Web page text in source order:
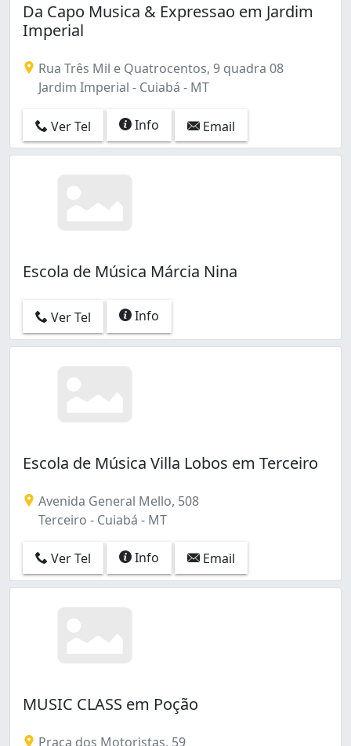
Da Capo Musica & Expressao em Jardim
Imperial
Rua Três Mil e Quatrocentos, 9 quadra 08
Jardim Imperial - Cuiabá - MT
Ver Tel Info Email
Escola de Música Márcia Nina
Ver Tel Info
Escola de Música Villa Lobos em Terceiro
Avenida General Mello, 508
Terceiro - Cuiabá - MT
Ver Tel Info Email
MUSIC CLASS em Poção
Praça dos Motoristas, 59